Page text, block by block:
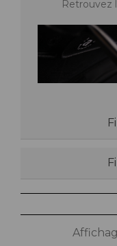
Retrouvez